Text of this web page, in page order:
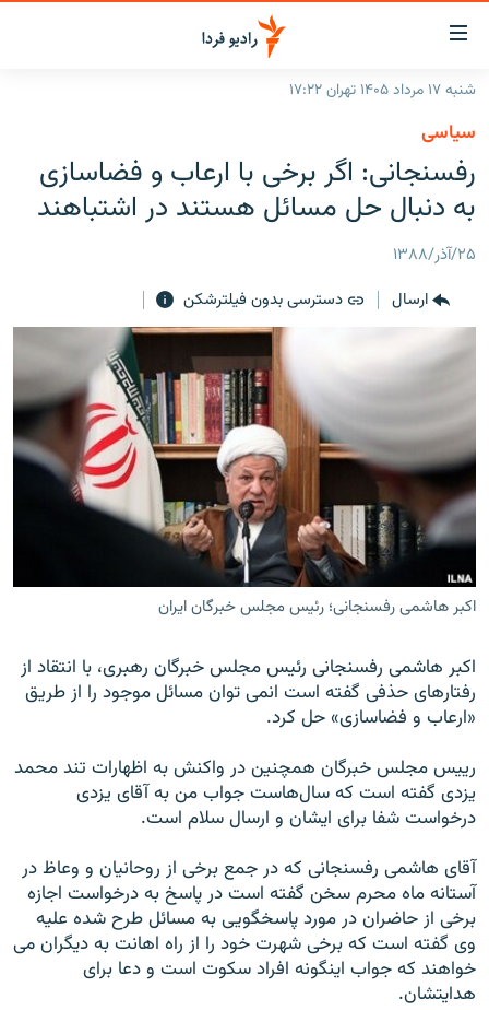
لینک‌های
قابلیت
دسترسی
بازگشت
منوی
اصلی
رفتن
صفحه
جستجو
ایران
جهان
برنامه‌های رادیویی
فرکانس‌ها
پادکست
چندرسانه‌ای
گزارش‌های تصویری
گزارش‌های ویدئویی
زنان فردا
به ما بپیوندید
زبان‌های دیگر
شنبه ۱۷ مرداد ۱۴۰۵ تهران ۱۷:۲۲
سیاسی
رفسنجانی: اگر برخی با ارعاب و فضاسازی
به دنبال حل مسائل هستند در اشتباهند
۲۵/آذر/۱۳۸۸
ارسال
دسترسی بدون فیلترشکن
اکبر هاشمی رفسنجانی؛ رئیس مجلس خبرگان ایران
اکبر هاشمی رفسنجانی رئیس مجلس خبرگان رهبری، با انتقاد از
رفتارهای حذفی گفته است انمی توان مسائل موجود را از طریق
«ارعاب و فضاسازی» حل کرد.
رییس مجلس خبرگان همچنین در واکنش به اظهارات تند محمد
یزدی گفته است که سال‌هاست جواب من به آقای یزدی
درخواست شفا برای ایشان و ارسال سلام است.
آقای هاشمی رفسنجانی که در جمع برخی از روحانیان و وعاظ در
آستانه ماه محرم سخن گفته است در پاسخ به درخواست اجازه
برخی از حاضران در مورد پاسخگویی به مسائل طرح شده علیه
وی گفته است که برخی شهرت خود را از راه اهانت به دیگران می
خواهند که جواب اینگونه افراد سکوت است و دعا برای
هدایتشان.